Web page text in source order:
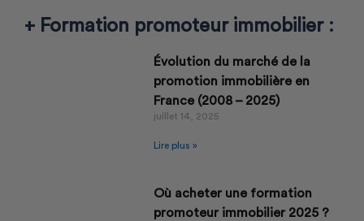
+ Formation promoteur immobilier :
Évolution du marché de la
promotion immobilière en
France (2008 – 2025)
juillet 14, 2025
Lire plus »
Où acheter une formation
promoteur immobilier 2025 ?